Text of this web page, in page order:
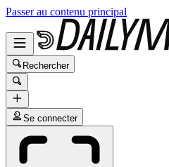
Passer au contenu principal
Rechercher
Se connecter